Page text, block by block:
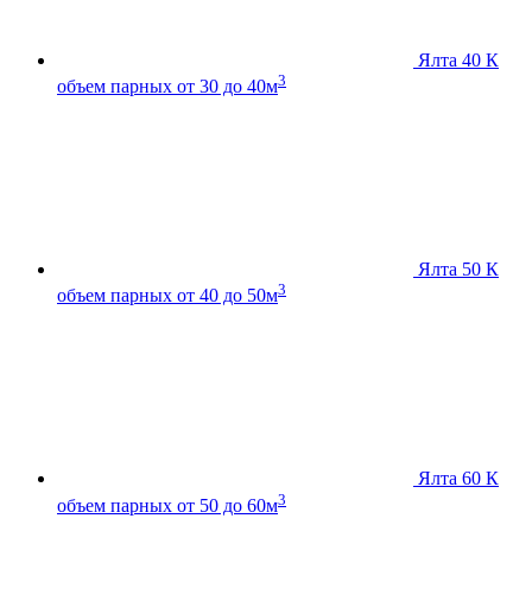
Ялта 40 К
объем парных от 30 до 40м3
Ялта 50 К
объем парных от 40 до 50м3
Ялта 60 К
объем парных от 50 до 60м3